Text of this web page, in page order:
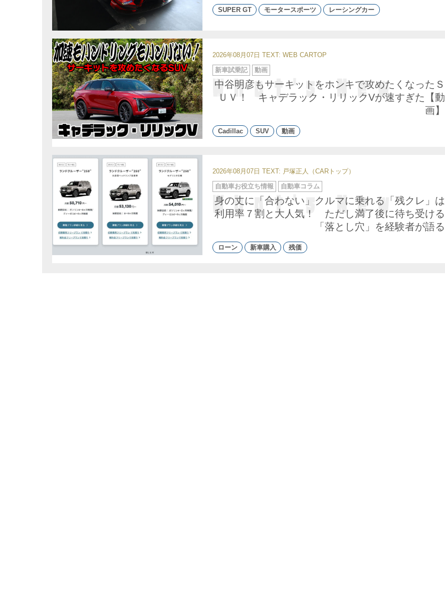
SUPER GT モータースポーツ レーシングカー
2026年08月07日 TEXT: WEB CARTOP
中谷明彦もサーキットをホンキで攻めたくなったＳ
ＵＶ！ キャデラック・リリックVが速すぎた【動
画】
カ
テ
ゴ
リ
新車試乗記 動画
Cadillac SUV 動画
2026年08月07日 TEXT: 戸塚正人（CARトップ）
身の丈に「合わない」クルマに乗れる「残クレ」は
利用率７割と大人気！ ただし満了後に待ち受ける
「落とし穴」を経験者が語る
カ
テ
ゴ
リ
ー
自動車お役立ち情報 自動車コラム
ローン 新車購入 残価